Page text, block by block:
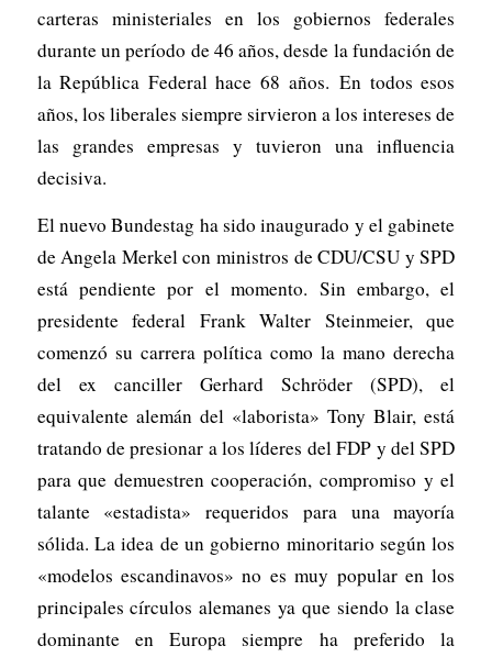
carteras ministeriales en los gobiernos federales
durante un período de 46 años, desde la fundación de
la República Federal hace 68 años. En todos esos
años, los liberales siempre sirvieron a los intereses de
las grandes empresas y tuvieron una influencia
decisiva.
El nuevo Bundestag ha sido inaugurado y el gabinete
de Angela Merkel con ministros de CDU/CSU y SPD
está pendiente por el momento. Sin embargo, el
presidente federal Frank Walter Steinmeier, que
comenzó su carrera política como la mano derecha
del ex canciller Gerhard Schröder (SPD), el
equivalente alemán del «laborista» Tony Blair, está
tratando de presionar a los líderes del FDP y del SPD
para que demuestren cooperación, compromiso y el
talante «estadista» requeridos para una mayoría
sólida. La idea de un gobierno minoritario según los
«modelos escandinavos» no es muy popular en los
principales círculos alemanes ya que siendo la clase
dominante en Europa siempre ha preferido la